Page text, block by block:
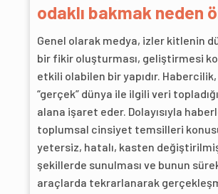
odaklı bakmak neden
Genel olarak medya, izler kitlenin
bir fikir oluşturması, geliştirmesi
etkili olabilen bir yapıdır.
“gerçek” dünya ile ilgili veri
alana işaret eder. Dolayısıyla
toplumsal cinsiyet temsilleri
yetersiz, hatalı, kasten
şekillerde sunulması ve bunun
araçlarda tekrarlanarak